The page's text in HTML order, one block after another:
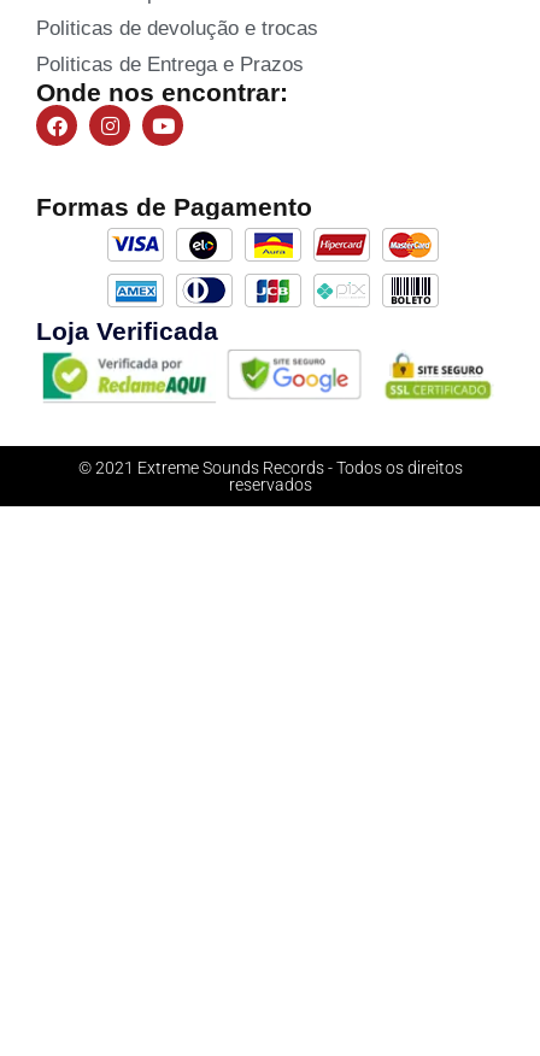
Politicas de devolução e trocas
Politicas de Entrega e Prazos
Onde nos encontrar:
Formas de Pagamento
Loja Verificada
© 2021 Extreme Sounds Records - Todos os direitos
reservados